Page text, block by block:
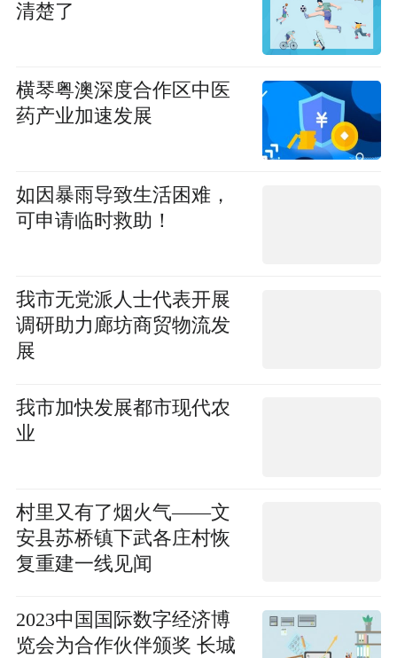
清楚了
横琴粤澳深度合作区中医
药产业加速发展
如因暴雨导致生活困难，
可申请临时救助！
我市无党派人士代表开展
调研助力廊坊商贸物流发
展
我市加快发展都市现代农
业
村里又有了烟火气——文
安县苏桥镇下武各庄村恢
复重建一线见闻
2023中国国际数字经济博
览会为合作伙伴颁奖 长城